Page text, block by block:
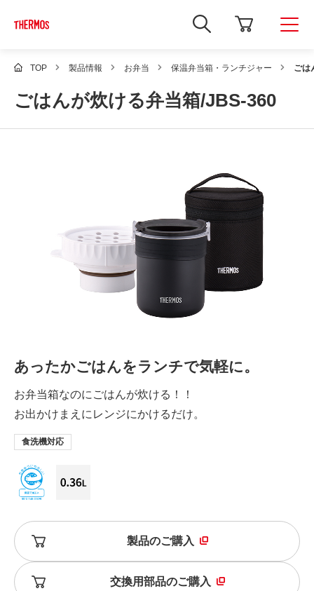
新
し
ィ
ン
ウ
で
サ
索
を
開
き
ま
TOP 製品情報 お弁当 保温弁当箱・ランチジャー ごは
ごはんが炊ける弁当箱/JBS-360
あったかごはんをランチで気軽に。
お弁当箱なのにごはんが炊ける！！
お出かけまえにレンジにかけるだけ。
食洗機対応
製品のご購入
交換用部品のご購入